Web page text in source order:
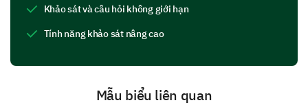
Nutritional Balance
Khảo sát và câu hỏi không giới hạn
Tính năng khảo sát nâng cao
Mẫu biểu liên quan